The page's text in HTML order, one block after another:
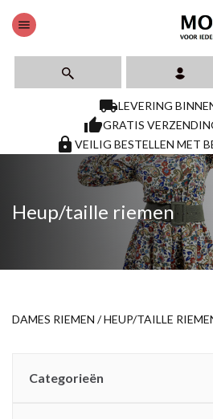
menu
local_shippingLEVERING
thumb_upGRATIS
https VEILIG BESTELLEN MET
Heup/taille riemen
DAMES RIEMEN /HEUP/TAILLE
Categorieën